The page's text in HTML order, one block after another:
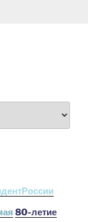
80-летие